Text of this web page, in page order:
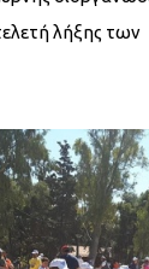
λήξης των